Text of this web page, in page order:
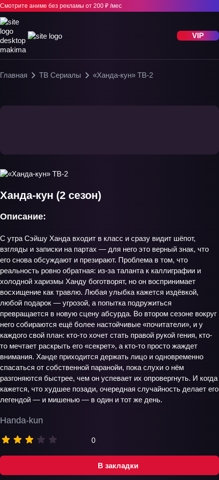
Смотрите аниме без рекламы от 200 ₽ /мес
VIP
Главная ТВ Сериалы «Ханда-кун» ТВ-2
В закладки
Ханда-кун (2 сезон)
Handa-kun
0
Описание:
С утра Сэйшу Ханда входит в класс и сразу видит шёпот,
взгляды и записки на партах — для него это верный знак, что
его снова обсуждают и презирают. Проблема в том, что
реальность ровно обратная: из-за таланта к каллиграфии и
холодной харизмы Ханду боготворят, но он воспринимает
восхищение как травлю. Любая улыбка кажется издёвкой,
любой подарок — угрозой, а попытка подружиться
превращается в новую сцену абсурда. Во втором сезоне вокруг
него собираются ещё более настойчивые «почитатели», и у
каждого свой план: кто-то хочет стать правой рукой гения, кто-
то мечтает раскрыть его «секрет», а кто-то просто жаждет
внимания. Ханде приходится держать лицо и одновременно
спасаться от собственной паранойи, пока слухи о нём
разгоняются быстрее, чем он успевает их опровергнуть. И когда
кажется, что худшее позади, очередная случайность делает его
легендой — и мишенью — в один и тот же день.